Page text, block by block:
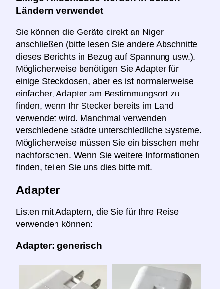
Ländern verwendet
Sie können die Geräte direkt an Niger
anschließen (bitte lesen Sie andere Abschnitte
dieses Berichts in Bezug auf Spannung usw.).
Möglicherweise benötigen Sie Adapter für
einige Steckdosen, aber es ist normalerweise
einfacher, Adapter am Bestimmungsort zu
finden, wenn Ihr Stecker bereits im Land
verwendet wird. Manchmal verwenden
verschiedene Städte unterschiedliche Systeme.
Möglicherweise müssen Sie ein bisschen mehr
nachforschen. Wenn Sie weitere Informationen
finden, teilen Sie uns dies bitte mit.
Adapter
Listen mit Adaptern, die Sie für Ihre Reise
verwenden können:
Adapter: generisch